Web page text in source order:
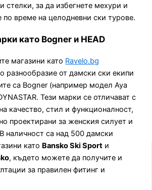
стелки, за да избегнете мехури и
по време на целодневни ски турове.
като Bogner и HEAD
магазини като Ravelo.bg
разнообразие от дамски ски екипи
са Bogner (например модел Aya
Тези марки се отличават с
качество, стил и функционалност,
проектирани за женския силует и
наличност са над 500 дамски
като Bansko Ski Sport и
, където можете да получите и
за правилен фитинг и